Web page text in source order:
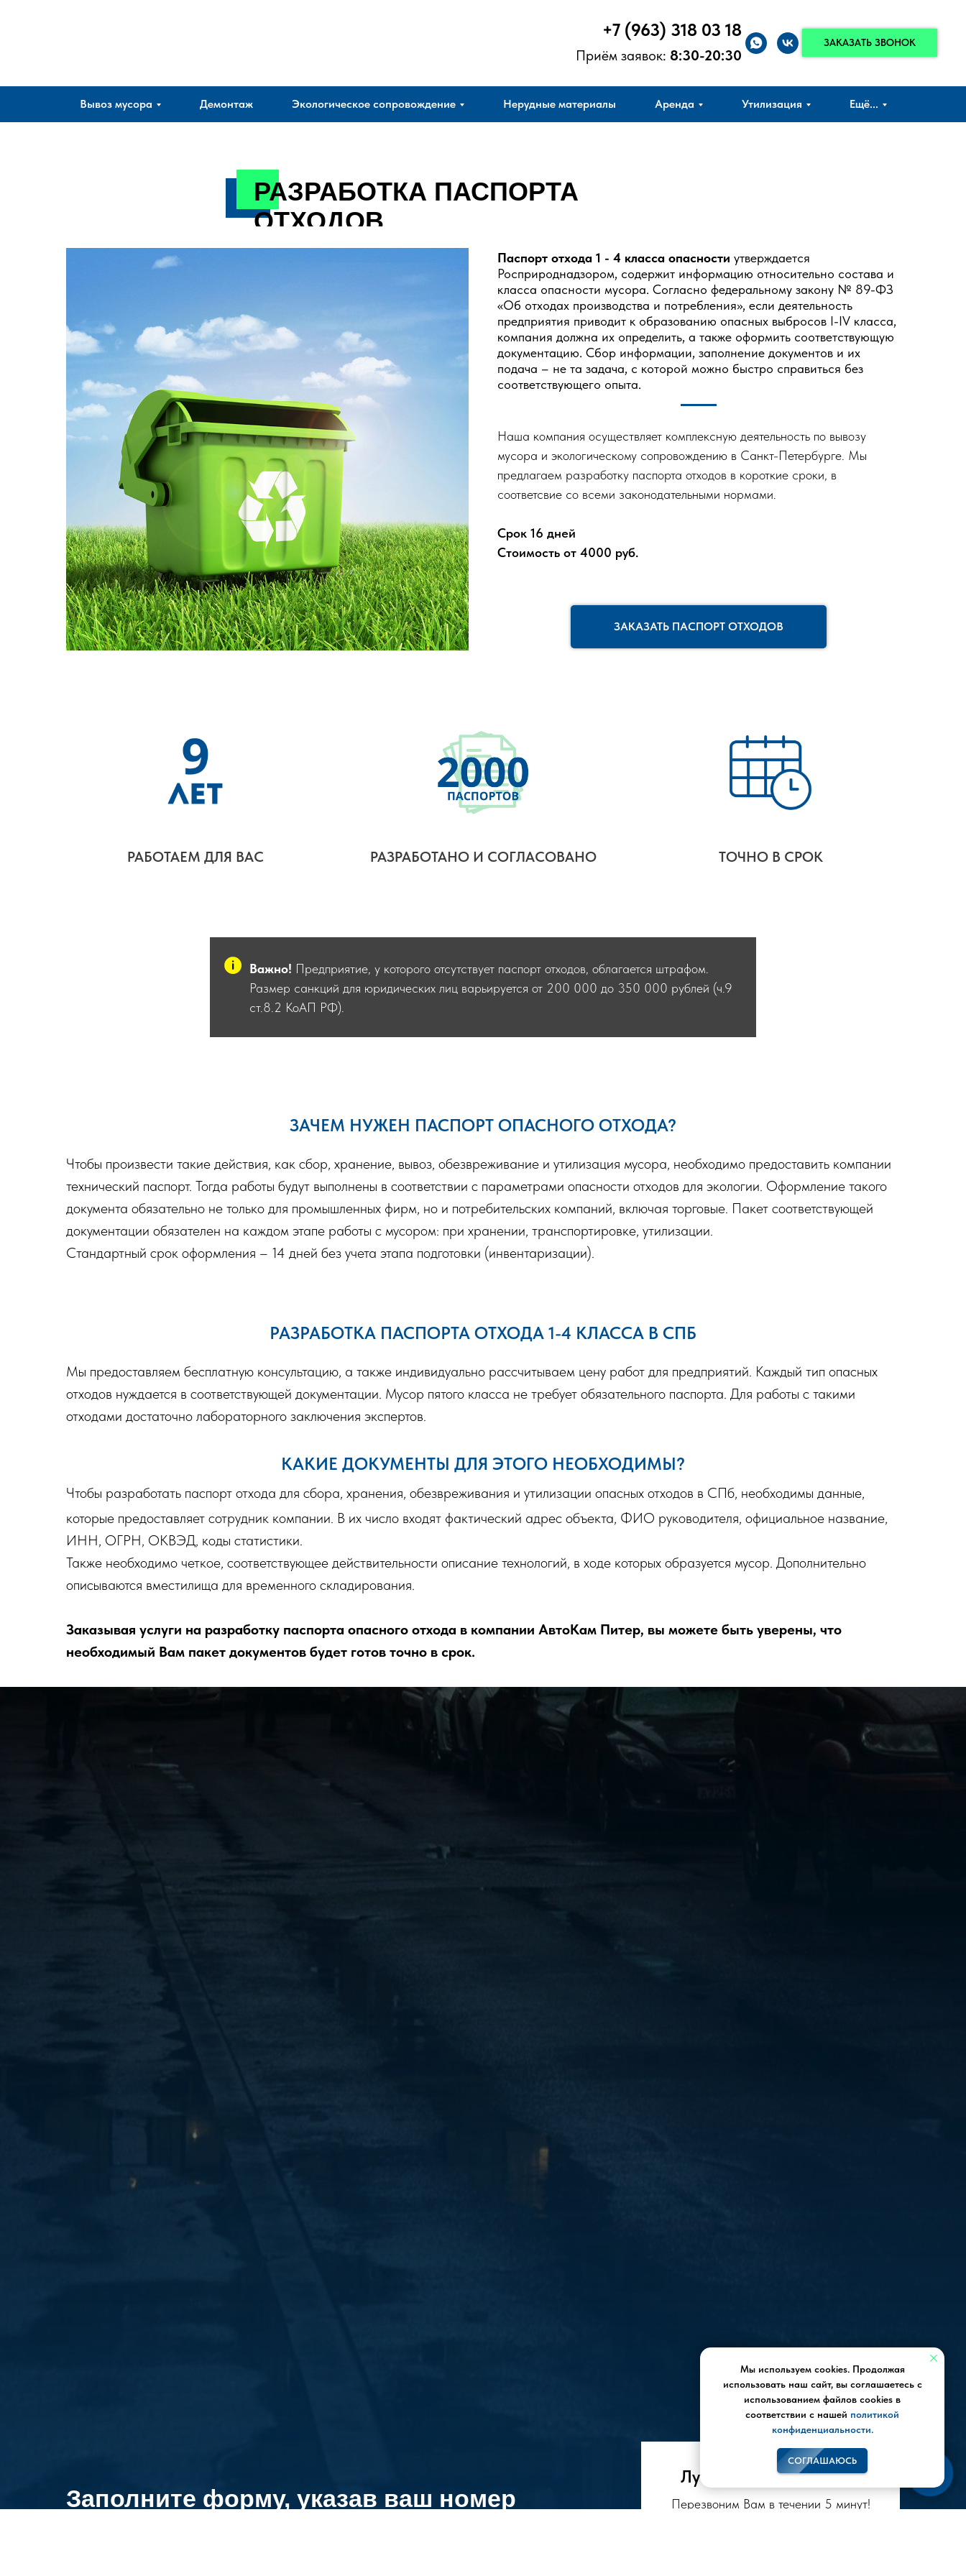
+7 (963) 318 03 18
Приём заявок: 8:30-20:30
ЗАКАЗАТЬ ЗВОНОК
Вывоз мусора Демонтаж Экологическое сопровождение Нерудные материалы Аренда Утилизация Ещё...
РАЗРАБОТКА ПАСПОРТА
ОТХОДОВ
Паспорт отхода 1 - 4 класса опасности утверждается
Росприроднадзором, содержит информацию относительно состава и
класса опасности мусора. Согласно федеральному закону № 89-ФЗ
«Об отходах производства и потребления», если деятельность
предприятия приводит к образованию опасных выбросов I-IV класса,
компания должна их определить, а также оформить соответствующую
документацию. Сбор информации, заполнение документов и их
подача – не та задача, с которой можно быстро справиться без
соответствующего опыта.
Наша компания осуществляет комплексную деятельность по вывозу
мусора и экологическому сопровождению в Санкт-Петербурге. Мы
предлагаем разработку паспорта отходов в короткие сроки, в
соответсвие со всеми законодательными нормами.
Срок 16 дней
Стоимость от 4000 руб.
ЗАКАЗАТЬ ПАСПОРТ ОТХОДОВ
РАБОТАЕМ ДЛЯ ВАС РАЗРАБОТАНО И СОГЛАСОВАНО ТОЧНО В СРОК
Важно! Предприятие, у которого отсутствует паспорт отходов, облагается штрафом.
Размер санкций для юридических лиц варьируется от 200 000 до 350 000 рублей (ч.9
ст.8.2 КоАП РФ).
ЗАЧЕМ НУЖЕН ПАСПОРТ ОПАСНОГО ОТХОДА?
Чтобы произвести такие действия, как сбор, хранение, вывоз, обезвреживание и утилизация мусора, необходимо предоставить компании
технический паспорт. Тогда работы будут выполнены в соответствии с параметрами опасности отходов для экологии. Оформление такого
документа обязательно не только для промышленных фирм, но и потребительских компаний, включая торговые. Пакет соответствующей
документации обязателен на каждом этапе работы с мусором: при хранении, транспортировке, утилизации.
Стандартный срок оформления – 14 дней без учета этапа подготовки (инвентаризации).
РАЗРАБОТКА ПАСПОРТА ОТХОДА 1-4 КЛАССА В СПБ
Мы предоставляем бесплатную консультацию, а также индивидуально рассчитываем цену работ для предприятий. Каждый тип опасных
отходов нуждается в соответствующей документации. Мусор пятого класса не требует обязательного паспорта. Для работы с такими
отходами достаточно лабораторного заключения экспертов.
КАКИЕ ДОКУМЕНТЫ ДЛЯ ЭТОГО НЕОБХОДИМЫ?
Чтобы разработать паспорт отхода для сбора, хранения, обезвреживания и утилизации опасных отходов в СПб, необходимы данные,
которые предоставляет сотрудник компании. В их число входят фактический адрес объекта, ФИО руководителя, официальное название,
ИНН, ОГРН, ОКВЭД, коды статистики.
Также необходимо четкое, соответствующее действительности описание технологий, в ходе которых образуется мусор. Дополнительно
описываются вместилища для временного складирования.
Заказывая услуги на разработку паспорта опасного отхода в компании АвтоКам Питер, вы можете быть уверены, что
необходимый Вам пакет документов будет готов точно в срок.
Заполните форму, указав ваш номер
Лучшие цены в городе!
Перезвоним Вам в течении 5 минут!
Мы используем cookies. Продолжая
использовать наш сайт, вы соглашаетесь с
использованием файлов cookies в
соответствии с нашей политикой
конфиденциальности.
СОГЛАШАЮСЬ